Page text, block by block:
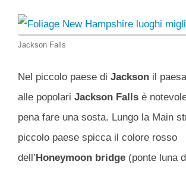
Jackson Falls
Nel piccolo paese di Jackson il
alle popolari Jackson Falls è
pena fare una sosta. Lungo la Main
piccolo paese spicca il colore rosso
dell’ Honeymoon bridge (ponte luna